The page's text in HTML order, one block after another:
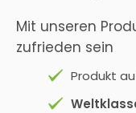
Mit unseren
zufrieden sein
Produkt